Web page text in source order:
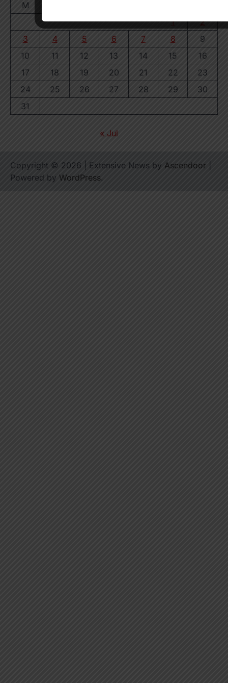
M
1
2
3
4 5 6 7 8
9
10
11 12 13 14 15
16
17
18 19 20 21 22
23
24
25 26 27 28 29
30
31
« Jul
Copyright © 2026 | Extensive News by Ascendoor
Powered by WordPress.